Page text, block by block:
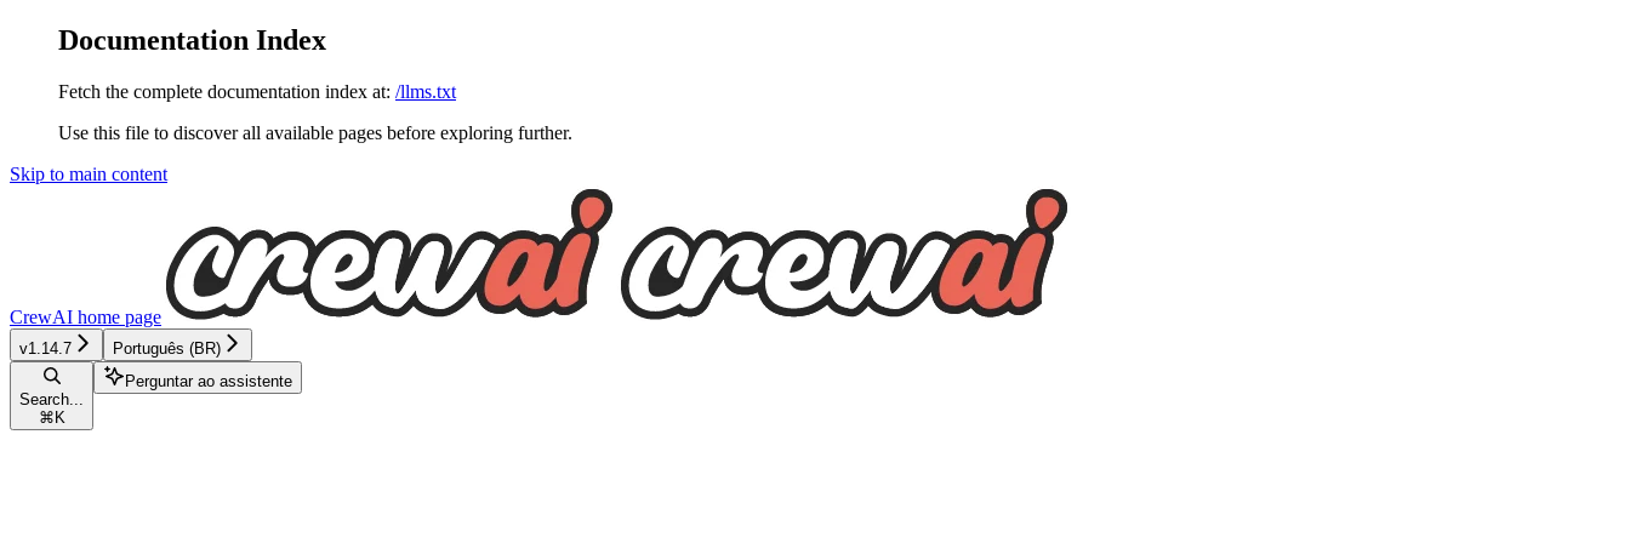
Documentation Index
Fetch the complete documentation index at: /llms.txt
Use this file to discover all available pages before exploring further.
Skip to main content
CrewAI home page
v1.14.7 Português (BR)
Search...
⌘ K
Perguntar ao assistente